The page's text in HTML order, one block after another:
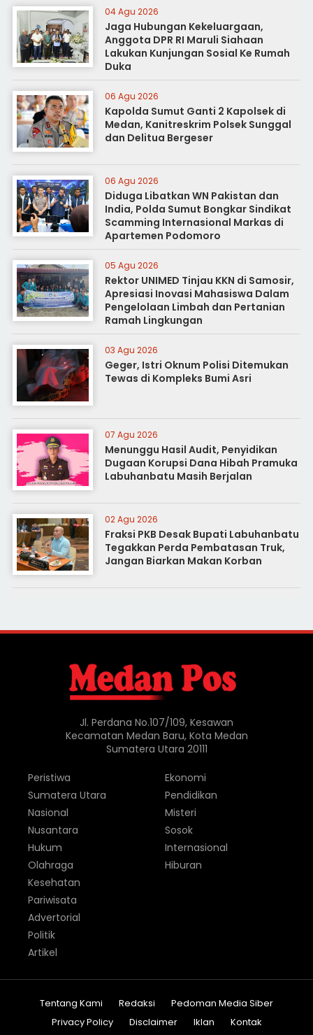
04 Agu 2026
Jaga Hubungan Kekeluargaan,
Anggota DPR RI Maruli Siahaan
Lakukan Kunjungan Sosial Ke Rumah
Duka
06 Agu 2026
Kapolda Sumut Ganti 2 Kapolsek di
Medan, Kanitreskrim Polsek Sunggal
dan Delitua Bergeser
06 Agu 2026
Diduga Libatkan WN Pakistan dan
India, Polda Sumut Bongkar Sindikat
Scamming Internasional Markas di
Apartemen Podomoro
05 Agu 2026
Rektor UNIMED Tinjau KKN di Samosir,
Apresiasi Inovasi Mahasiswa Dalam
Pengelolaan Limbah dan Pertanian
Ramah Lingkungan
03 Agu 2026
Geger, Istri Oknum Polisi Ditemukan
Tewas di Kompleks Bumi Asri
07 Agu 2026
Menunggu Hasil Audit, Penyidikan
Dugaan Korupsi Dana Hibah Pramuka
Labuhanbatu Masih Berjalan
02 Agu 2026
Fraksi PKB Desak Bupati Labuhanbatu
Tegakkan Perda Pembatasan Truk,
Jangan Biarkan Makan Korban
Jl. Perdana No.107/109, Kesawan
Kecamatan Medan Baru, Kota Medan
Sumatera Utara 20111
Peristiwa
Sumatera Utara
Nasional
Nusantara
Hukum
Olahraga
Ekonomi
Pendidikan
Misteri
Sosok
Internasional
Hiburan
Kesehatan
Pariwisata
Advertorial
Politik
Artikel
Tentang Kami Redaksi
Pedoman Media Siber
Privacy Policy
Disclaimer Iklan Kontak